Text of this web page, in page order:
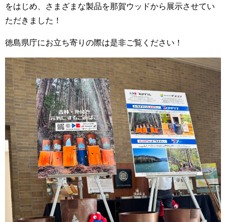
をはじめ、さまざまな製品を那賀ウッドから展示させてい
ただきました！
徳島県庁にお立ち寄りの際は是非ご覧ください！